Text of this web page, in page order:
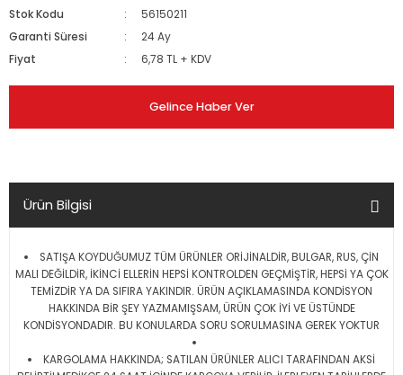
Stok Kodu
56150211
Garanti Süresi
24 Ay
Fiyat
6,78 TL + KDV
Gelince Haber Ver
Ürün Bilgisi
SATIŞA KOYDUĞUMUZ TÜM ÜRÜNLER ORİJİNALDİR, BULGAR, RUS, ÇİN
MALI DEĞİLDİR, İKİNCİ ELLERİN HEPSİ KONTROLDEN GEÇMİŞTİR, HEPSİ YA ÇOK
TEMİZDİR YA DA SIFIRA YAKINDIR. ÜRÜN AÇIKLAMASINDA KONDİSYON
HAKKINDA BİR ŞEY YAZMAMIŞSAM, ÜRÜN ÇOK İYİ VE ÜSTÜNDE
KONDİSYONDADIR. BU KONULARDA SORU SORULMASINA GEREK YOKTUR
KARGOLAMA HAKKINDA; SATILAN ÜRÜNLER ALICI TARAFINDAN AKSİ